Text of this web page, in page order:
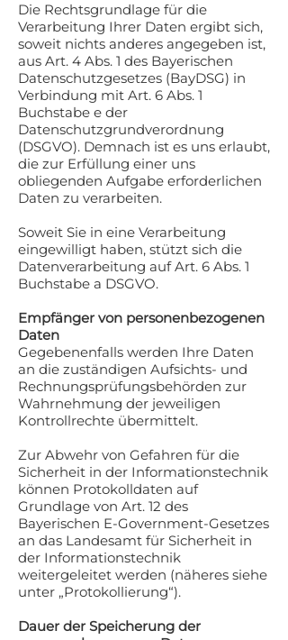
Die Rechtsgrundlage für die
Verarbeitung Ihrer Daten ergibt sich,
soweit nichts anderes angegeben ist,
aus Art. 4 Abs. 1 des Bayerischen
Datenschutzgesetzes (BayDSG) in
Verbindung mit Art. 6 Abs. 1
Buchstabe e der
Datenschutzgrundverordnung
(DSGVO). Demnach ist es uns erlaubt,
die zur Erfüllung einer uns
obliegenden Aufgabe erforderlichen
Daten zu verarbeiten.
Soweit Sie in eine Verarbeitung
eingewilligt haben, stützt sich die
Datenverarbeitung auf Art. 6 Abs. 1
Buchstabe a DSGVO.
Empfänger von personenbezogenen
Daten
Gegebenenfalls werden Ihre Daten
an die zuständigen Aufsichts- und
Rechnungsprüfungsbehörden zur
Wahrnehmung der jeweiligen
Kontrollrechte übermittelt.
Zur Abwehr von Gefahren für die
Sicherheit in der Informationstechnik
können Protokolldaten auf
Grundlage von Art. 12 des
Bayerischen E-Government-Gesetzes
an das Landesamt für Sicherheit in
der Informationstechnik
weitergeleitet werden (näheres siehe
unter „Protokollierung“).
Dauer der Speicherung der